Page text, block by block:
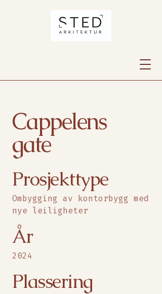
Cappelens
gate
Prosjekttype
Ombygging av kontorbygg med
nye leiligheter
År
2024
Plassering